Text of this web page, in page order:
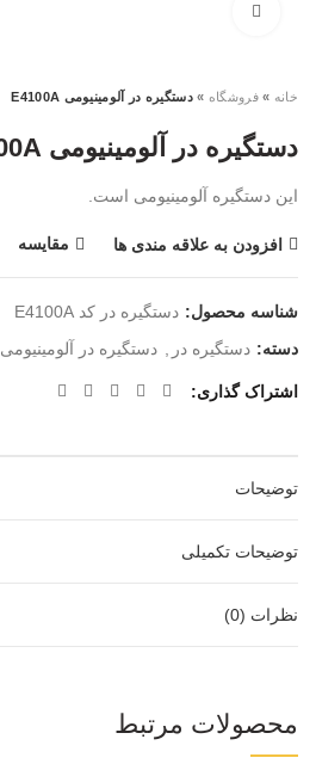
خانه »فروشگاه »دستگیره در آلومینیومی E4100A
دستگیره در آلومینیومی E4100A
این دستگیره آلومینیومی است.
افزودن به علاقه مندی ها مقایسه
شناسه محصول: دستگیره در کد E4100A
دسته: دستگیره در , دستگیره در آلومینیومی
اشتراک گذاری
توضیحات
توضیحات تکمیلی
نظرات (0)
محصولات مرتبط